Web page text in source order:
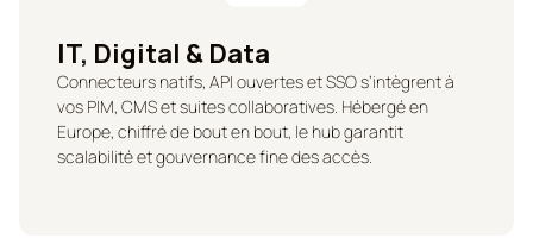
IT, Digital & Data
Connecteurs natifs, API ouvertes et SSO s’intègrent à
vos PIM, CMS et suites collaboratives. Hébergé en
Europe, chiffré de bout en bout, le hub garantit
scalabilité et gouvernance fine des accès.